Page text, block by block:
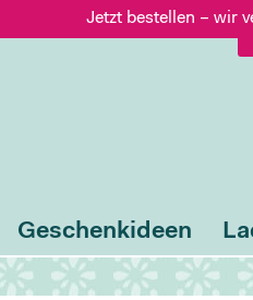
Jetzt bestellen – wir
Versand nur 5,60 €,
Jetzt bestellen – wir
Geschenkideen